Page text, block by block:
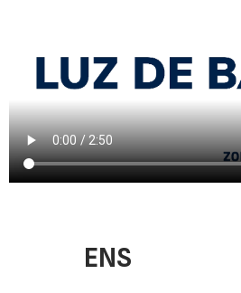
ENS